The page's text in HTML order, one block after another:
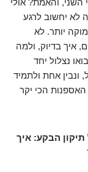
והאמת? אולי
לא יחשוב לרגע
יותר. לא
איך בדיוק, ולמה
נצלול יחד
ונבין אחת ולתמיד
הכי יקר
הבקע: איך